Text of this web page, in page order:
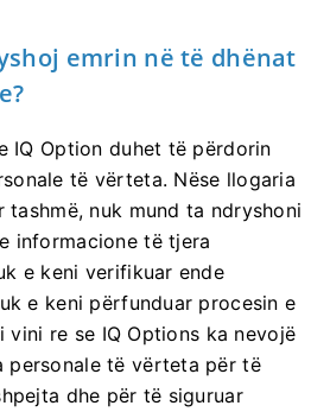
emrin në të dhënat
IQ Option duhet të përdorin
të vërteta. Nëse llogaria
tashmë, nuk mund ta ndryshoni
informacione të tjera
e keni verifikuar ende
e keni përfunduar procesin e
re se IQ Options ka nevojë
personale të vërteta për të
dhe për të siguruar